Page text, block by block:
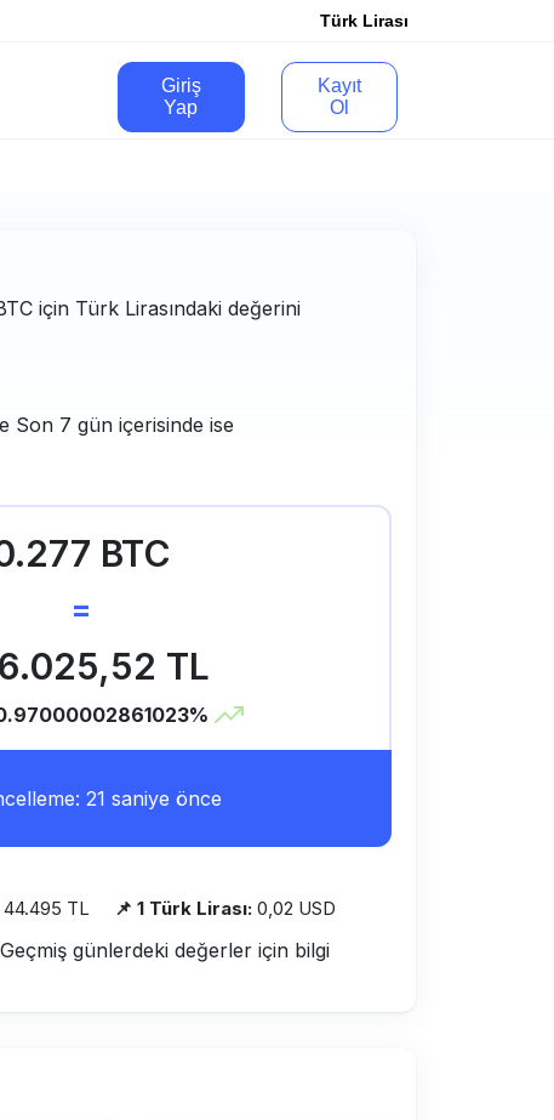
Türk Lirası
Giriş
Yap
Kayıt
Ol
için Türk Lirasındaki değerini
Son 7 gün içerisinde ise
BTC
=
TL
21 saniye önce
44.495 TL 📌 1 Türk Lirası: 0,02 USD
günlerdeki değerler için bilgi